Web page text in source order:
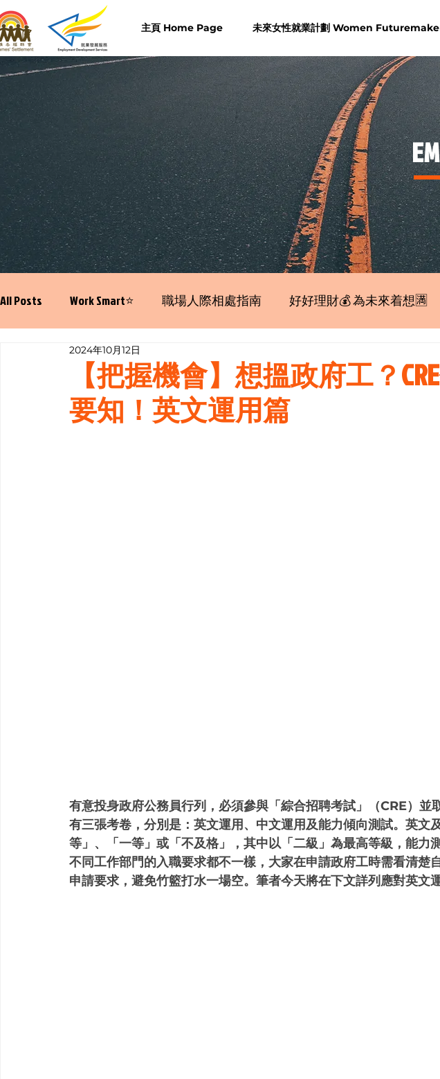
主頁 Home Page 未來女性就業計劃 Women
All Posts Work Smart⭐️ 職場人際相處指南 好好理財💰 為未來着想🈵
寫履歷表嘅技巧📝【把握機會】想搵政府工？
要知！英文運用篇
2024年10月12日
有意投身政府公務員行列，必須參與「綜合招聘考試」（CRE）並
有三張考卷，分別是：英文運用、中文運用及能力傾向測試。英文
等」、「一等」或「不及格」，其中以「二級」為最高等級，能力
不同工作部門的入職要求都不一樣，大家在申請政府工時需看清楚
申請要求，避免竹籃打水一場空。筆者今天將在下文詳列應對英文